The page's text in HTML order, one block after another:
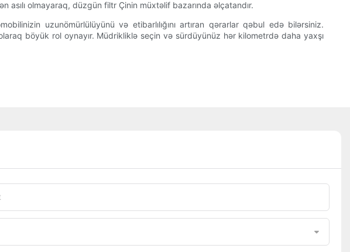
olmayaraq, düzgün filtr Çinin müxtəlif bazarında əlçatandır.
uzunömürlülüyünü və etibarlılığını artıran qərarlar qəbul edə bilərsiniz.
böyük rol oynayır. Müdrikliklə seçin və sürdüyünüz hər kilometrdə daha yaxşı